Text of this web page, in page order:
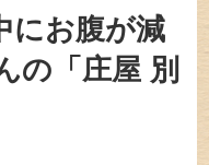
にお腹が減
の「庄屋 別